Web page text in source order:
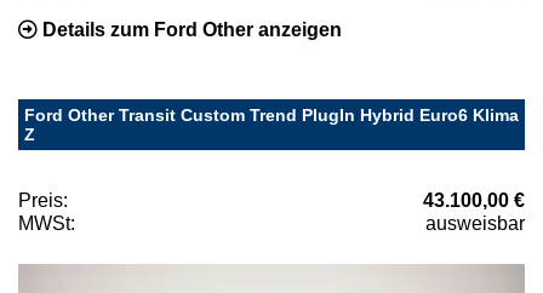
Details zum Ford Other anzeigen
Ford Other Transit Custom Trend PlugIn Hybrid Euro6 Klima
Z
Preis:
43.100,00 €
MWSt:
ausweisbar